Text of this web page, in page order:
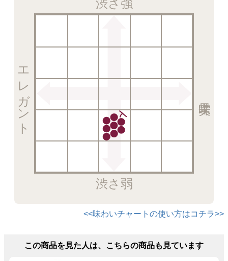
渋さ強
渋さ弱
エレガント
<<味わいチャートの使い方はコチラ>>
この商品を見た人は、こちらの商品も見ています